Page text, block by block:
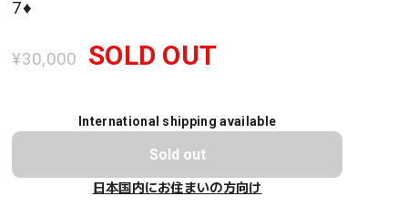
7♦️
¥30,000 SOLD OUT
International shipping available
Sold out
日本国内にお住まいの方向け